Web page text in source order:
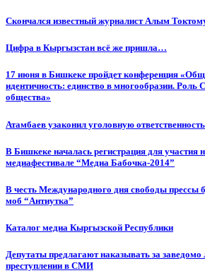
Cкончался известный журналист Алым
Цифра в Кыргызстан всё же пришла…
17 июня в Бишкеке пройдет конференция
идентичность: единство в многообразии. Роль
общества»
Атамбаев узаконил уголовную
В Бишкеке началась регистрация для участия
медиафестивале “Медиа Бабочка-2014”
В честь Международного дня свободы прессы
моб “Антиутка”
Каталог медиа Кыргызской Республики
Депутаты предлагают наказывать за
преступлении в СМИ